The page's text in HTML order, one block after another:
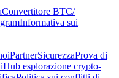
Convertitore BTC/
Informativa sui
PartnerSicurezzaProva di
Hub esplorazione crypto-